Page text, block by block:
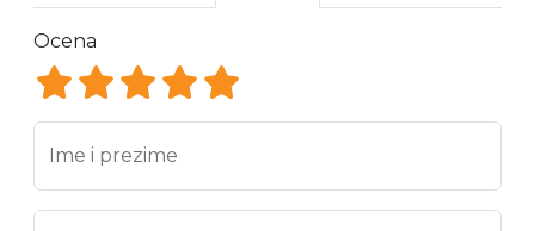
Ocena
Ocena 5
Ocena 4
Ocena 3
Ocena 2
Ocena 1
Ime i prezime